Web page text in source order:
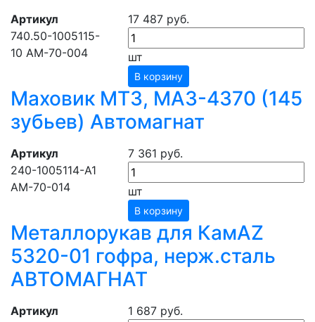
Артикул
740.50-1005115-
10 АМ-70-004
17 487 руб.
шт
В корзину
Маховик МТЗ, МАЗ-4370 (145
зубьев) Автомагнат
Артикул
240-1005114-A1
АМ-70-014
7 361 руб.
шт
В корзину
Металлорукав для КамАZ
5320-01 гофра, нерж.сталь
АВТОМАГНАТ
Артикул
1 687 руб.